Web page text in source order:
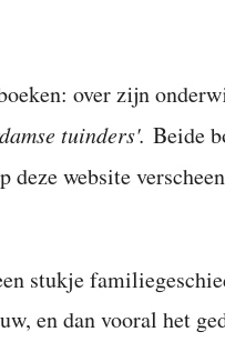
over zijn
tuinders'. Beide
deze website
stukje
en dan vooral het